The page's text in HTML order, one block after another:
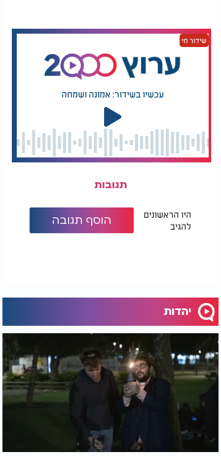
הנס המרגש בצפון
הזוגיות המוצלחת לפי
שיר השירים
באותו רגע הבנתי שחיללתי שבת כל חיי.
אבל הכאב הפך לאור.
הבנתי שהשבת היא לא סתם יום. היא אות. ברית. נשמה.
מאותה שבת התעוררה בי סקרנות להכיר את השורשים
שלי.
אחרי כל יום עבודה קבעתי עיתים לתורה בכולל ערב.
בהמשך נכנסתי לישיבה של בעלי תשובה.
לאחר כמה חודשים חזרתי לבית הוריי עם מגבעת
התורה והמצוות.
ובכל ליל שבת, כשאני יוצא מבית הכנסת לאחר
שהציבור והחזן אומרים יחד: "ויכולו השמים והארץ", ואני
רואה אנשים נוסעים בשבת, הלב כואב.
כואב כאילו אני רואה את עצמי אז. אותו ילד מפונק שלא
ידע, שלא הבין.
אני מתפלל עליהם שיזכו להכיר את אור השבת.
בגמרא פגשתי את המילים: "מתנה טובה יש לי בבית גנזי
ושבת שמה, ואני מבקש ליתנה לישראל" ונפעמתי.
שידור חי
עכשיו בשידור: אמונה ושמחה
תגובות
היו הראשונים
להגיב
הוסף תגובה
יהדות